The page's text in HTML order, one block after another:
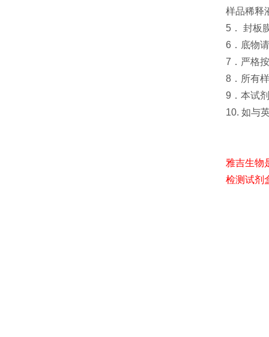
样品稀释
5． 封板
6．底物
7．严格
8．所有
9．本试
10. 如与
雅吉生物
检测试剂